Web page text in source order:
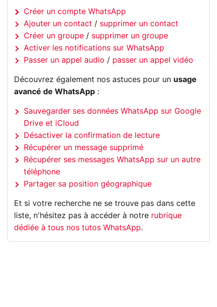
Créer un compte WhatsApp
Ajouter un contact / supprimer un contact
Créer un groupe / supprimer un groupe
Activer les notifications sur WhatsApp
Passer un appel audio / passer un appel vidéo
Découvrez également nos astuces pour un usage
avancé de WhatsApp :
Sauvegarder ses données WhatsApp sur Google
Drive et iCloud
Désactiver la confirmation de lecture
Récupérer un message supprimé
Récupérer ses messages WhatsApp sur un autre
téléphone
Partager sa position géographique
Et si votre recherche ne se trouve pas dans cette
liste, n'hésitez pas à accéder à notre rubrique
dédiée à tous nos tutos WhatsApp.